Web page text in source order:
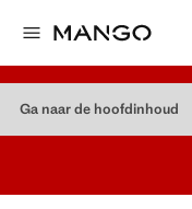
Ga naar de hoofdinhoud